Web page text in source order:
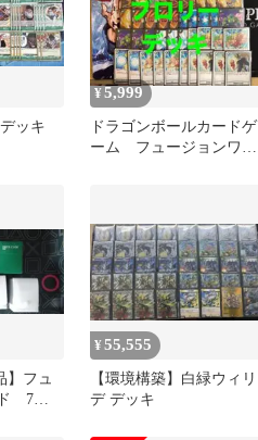
ッキ
¥5,999
ドラゴンボールカードゲ
ーム フュージョンワー
】フュ
7デ
¥55,555
【環境構築】白緑ウィリ
デ デッキ